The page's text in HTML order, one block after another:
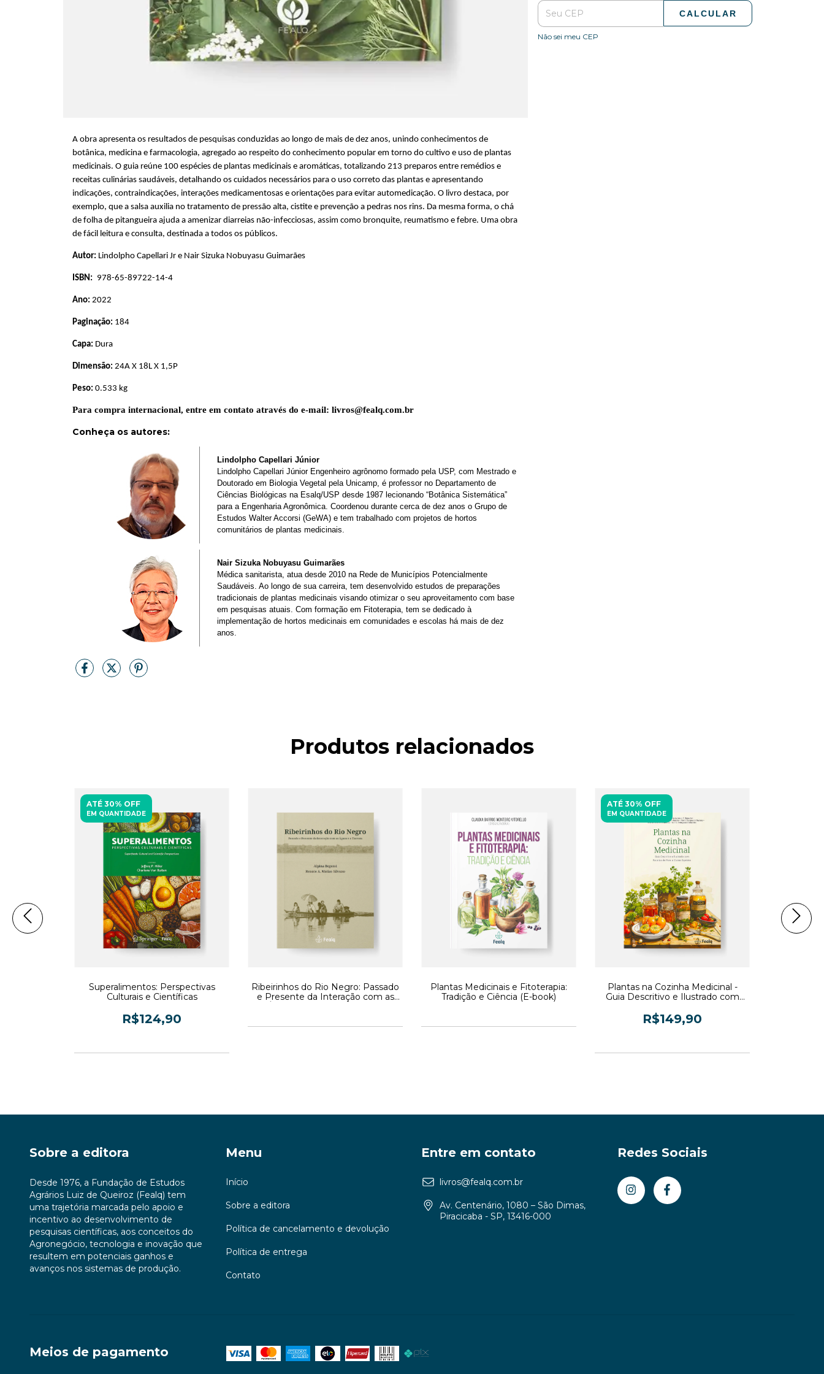
A obra apresenta os resultados de pesquisas conduzidas ao longo de mais de dez anos, unindo conhecimentos de
botânica, medicina e farmacologia, agregado ao respeito do conhecimento popular em torno do cultivo e uso de plantas
medicinais. O guia reúne 100 espécies de plantas medicinais e aromáticas, totalizando 213 preparos entre remédios e
receitas culinárias saudáveis, detalhando os cuidados necessários para o uso correto das plantas e apresentando
indicações, contraindicações, interações medicamentosas e orientações para evitar automedicação. O livro destaca, por
exemplo, que a salsa auxilia no tratamento de pressão alta, cistite e prevenção a pedras nos rins. Da mesma forma, o chá
de folha de pitangueira ajuda a amenizar diarreias não-infecciosas, assim como bronquite, reumatismo e febre. Uma obra
de fácil leitura e consulta, destinada a todos os públicos.
Autor: Lindolpho Capellari Jr e Nair Sizuka Nobuyasu Guimarães
ISBN: 978-65-89722-14-4
Ano: 2022
Paginação: 184
Capa: Dura
Dimensão: 24A X 18L X 1,5P
Peso: 0.533 kg
Para compra internacional, entre em contato através do e-mail: livros@fealq.com.br
Conheça os autores:
Lindolpho Capellari Júnior
Lindolpho Capellari Júnior Engenheiro agrônomo formado pela USP, com Mestrado e
Doutorado em Biologia Vegetal pela Unicamp, é professor no Departamento de
Ciências Biológicas na Esalq/USP desde 1987 lecionando “Botânica Sistemática”
para a Engenharia Agronômica. Coordenou durante cerca de dez anos o Grupo de
Estudos Walter Accorsi (GeWA) e tem trabalhado com projetos de hortos
comunitários de plantas medicinais.
Nair Sizuka Nobuyasu Guimarães
Médica sanitarista, atua desde 2010 na Rede de Municípios Potencialmente
Saudáveis. Ao longo de sua carreira, tem desenvolvido estudos de preparações
tradicionais de plantas medicinais visando otimizar o seu aproveitamento com base
em pesquisas atuais. Com formação em Fitoterapia, tem se dedicado à
implementação de hortos medicinais em comunidades e escolas há mais de dez
anos.
CALCULAR
Não sei meu CEP
Produtos relacionados
ATÉ 30% OFF
EM QUANTIDADE
Superalimentos: Perspectivas
Culturais e Científicas
R$124,90
Ribeirinhos do Rio Negro: Passado
e Presente da Interação com as
Plantas Medicinais e Fitoterapia:
Tradição e Ciência (E-book)
ATÉ 30% OFF
EM QUANTIDADE
Plantas na Cozinha Medicinal -
Guia Descritivo e Ilustrado com
Espécies
R$149,90
Sobre a editora
Desde 1976, a Fundação de Estudos
Agrários Luiz de Queiroz (Fealq) tem
uma trajetória marcada pelo apoio e
incentivo ao desenvolvimento de
pesquisas científicas, aos conceitos do
Agronegócio, tecnologia e inovação que
resultem em potenciais ganhos e
avanços nos sistemas de produção.
Menu
Início
Sobre a editora
Política de cancelamento e devolução
Política de entrega
Contato
Entre em contato
livros@fealq.com.br
Av. Centenário, 1080 – São Dimas,
Piracicaba - SP, 13416-000
Redes Sociais
Meios de pagamento